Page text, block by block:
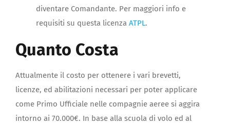
diventare Comandante. Per maggiori info e
requisiti su questa licenza ATPL.
Quanto Costa
Attualmente il costo per ottenere i vari brevetti,
licenze, ed abilitazioni necessari per poter applicare
come Primo Ufficiale nelle compagnie aeree si aggira
intorno ai 70.000€. In base alla scuola di volo ed al